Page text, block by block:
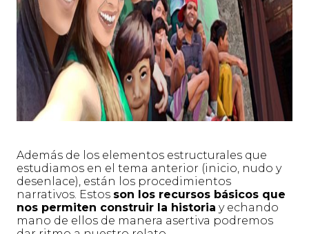
Además de los elementos estructurales que
estudiamos en el tema anterior (inicio, nudo y
desenlace), están los procedimientos
narrativos. Estos son los recursos básicos que
nos permiten construir la historia y echando
mano de ellos de manera asertiva podremos